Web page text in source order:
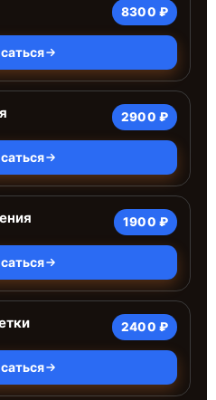
8300 ₽
2900 ₽
1900 ₽
2400 ₽